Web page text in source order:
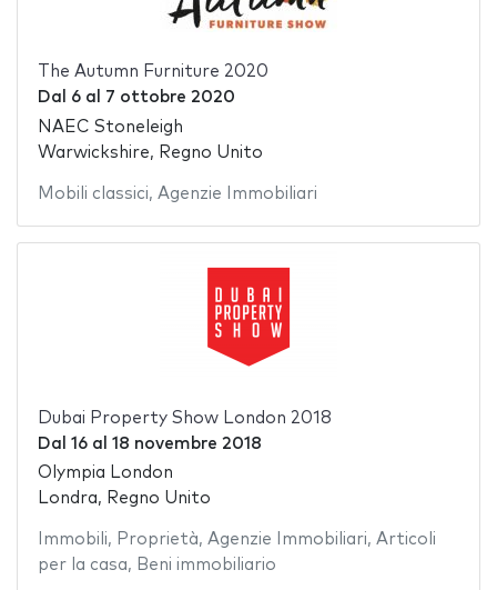
The Autumn Furniture 2020
Dal 6al 7 ottobre 2020
NAEC Stoneleigh
Warwickshire, Regno Unito
Mobili classici, Agenzie Immobiliari
Dubai Property Show London 2018
Dal 16al 18 novembre 2018
Olympia London
Londra, Regno Unito
Immobili, Proprietà, Agenzie Immobiliari, Articoli
per la casa, Beni immobiliario